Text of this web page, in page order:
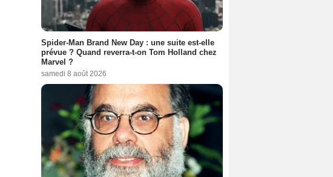
Spider-Man Brand New Day : une suite est-elle
prévue ? Quand reverra-t-on Tom Holland chez
Marvel ?
samedi 8 août 2026